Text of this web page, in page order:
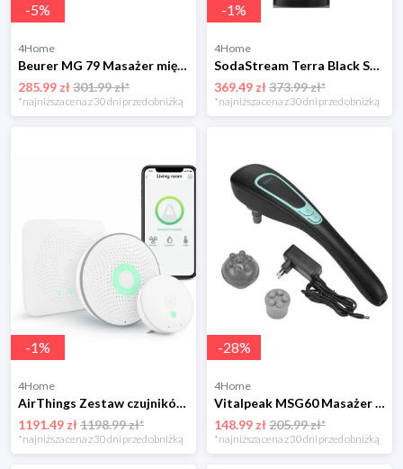
-5%
4Home
Beurer MG 79 Masażer mięśni
285.99 zł301.99 zł*
*najniższa cena z 30 dni przed obniżką
-1%
4Home
SodaStream Terra Black Saturator wody gazowanej Sodastream
369.49 zł373.99 zł*
*najniższa cena z 30 dni przed obniżką
-1%
4Home
AirThings Zestaw czujników House Kit
1191.49 zł1198.99 zł*
*najniższa cena z 30 dni przed obniżką
-28%
4Home
Vitalpeak MSG60 Masażer ręczny z wymiennymi nasadkami
148.99 zł205.99 zł*
*najniższa cena z 30 dni przed obniżką